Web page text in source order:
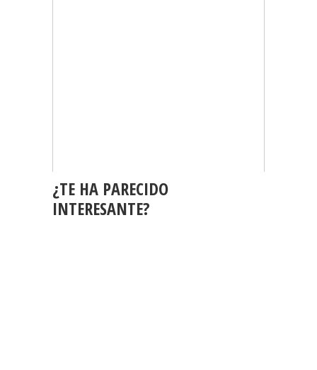
¿TE HA PARECIDO
INTERESANTE?